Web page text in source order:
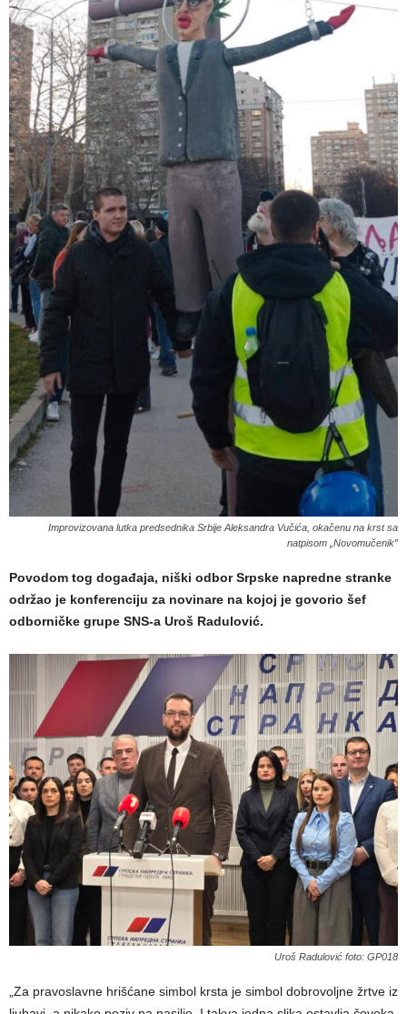
Improvizovana lutka predsednika Srbije Aleksandra Vučića, okačenu na krst sa
natpisom „Novomučenik”
Povodom tog događaja, niški odbor Srpske napredne stranke
održao je konferenciju za novinare na kojoj je govorio šef
odborničke grupe SNS-a Uroš Radulović.
Uroš Radulović foto: GP018
„Za pravoslavne hrišćane simbol krsta je simbol dobrovoljne žrtve iz